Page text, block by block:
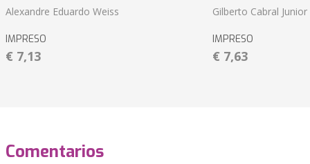
Alexandre Eduardo Weiss
IMPRESO
€ 7,13
Gilberto Cabral Junior
IMPRESO
€ 7,63
Comentarios